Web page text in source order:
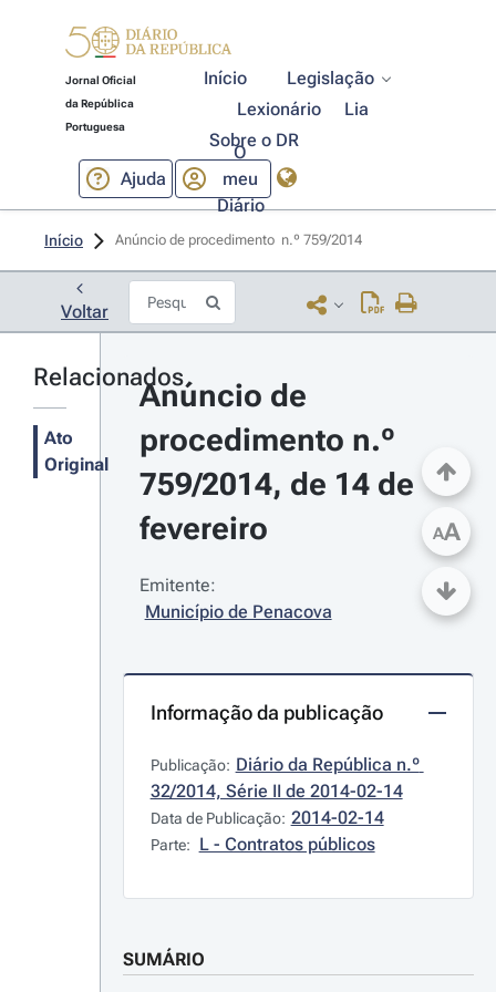
Jornal Oficial
da República
Portuguesa
Início
Legislação
Lexionário
Lia
Sobre o DR
Ajuda
O
meu
Diário
Início Anúncio de procedimento  n.º 759/2014
Voltar
Relacionados
Ato
Original
Anúncio de
procedimento n.º
759/2014, de 14 de
fevereiro
Emitente:
Município de Penacova
Informação da publicação
Publicação: Diário da República n.º
32/2014, Série II de 2014-02-14
Data de Publicação: 2014-02-14
Parte: L - Contratos públicos
SUMÁRIO
AA